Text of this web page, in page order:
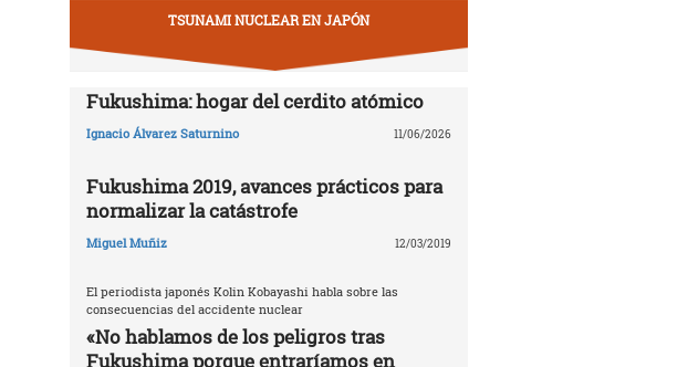
TSUNAMI NUCLEAR EN JAPÓN
Fukushima: hogar del cerdito atómico
Ignacio Álvarez Saturnino 11/06/2026
Fukushima 2019, avances prácticos para
normalizar la catástrofe
Miguel Muñiz 12/03/2019
El periodista japonés Kolin Kobayashi habla sobre las
consecuencias del accidente nuclear
«No hablamos de los peligros tras
Fukushima porque entraríamos en